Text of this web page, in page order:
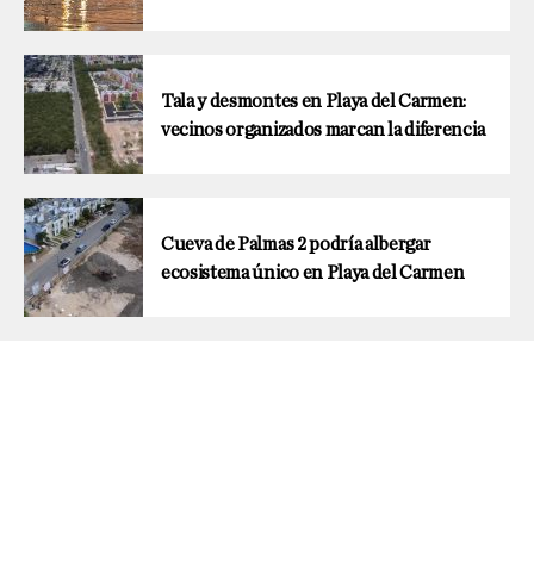
Tala y desmontes en Playa del Carmen:
vecinos organizados marcan la diferencia
Cueva de Palmas 2 podría albergar
ecosistema único en Playa del Carmen